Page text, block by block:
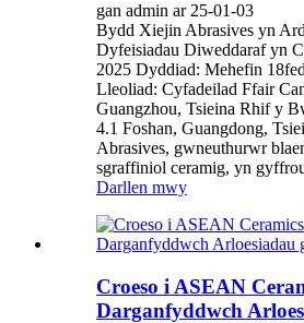
gan admin ar 25-01-03
Bydd Xiejin Abrasives yn
Dyfeisiadau Diweddaraf yn
2025 Dyddiad: Mehefin
Lleoliad: Cyfadeilad Ffair
Guangzhou, Tsieina Rhif y
4.1 Foshan, Guangdong,
Abrasives, gwneuthurwr
sgraffiniol ceramig, yn
Darllen mwy
Croeso i ASEAN
Darganfyddwch